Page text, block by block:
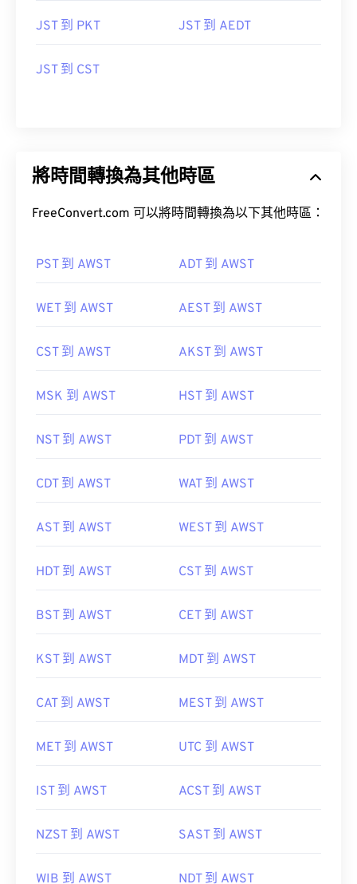
JST 到 PKT JST 到 AEDT
JST 到 CST
將時間轉換為其他時區
FreeConvert.com 可以將時間轉換為以下其他時區：
PST 到 AWST ADT 到 AWST
WET 到 AWST AEST 到 AWST
CST 到 AWST AKST 到 AWST
MSK 到 AWST HST 到 AWST
NST 到 AWST PDT 到 AWST
CDT 到 AWST WAT 到 AWST
AST 到 AWST WEST 到 AWST
HDT 到 AWST CST 到 AWST
BST 到 AWST CET 到 AWST
KST 到 AWST MDT 到 AWST
CAT 到 AWST MEST 到 AWST
MET 到 AWST UTC 到 AWST
IST 到 AWST ACST 到 AWST
NZST 到 AWST SAST 到 AWST
WIB 到 AWST NDT 到 AWST